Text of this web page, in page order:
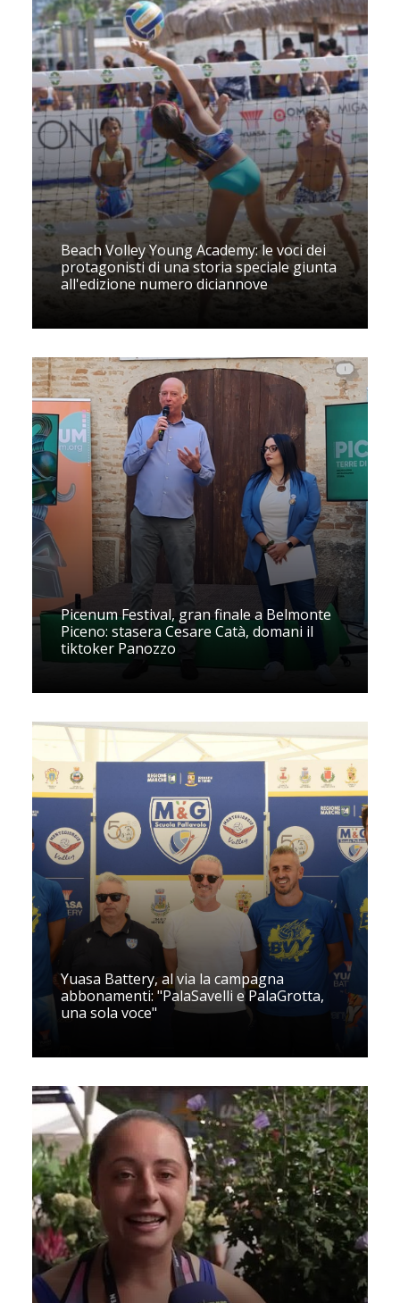
Beach Volley Young Academy: le voci dei
protagonisti di una storia speciale giunta
all'edizione numero diciannove
Picenum Festival, gran finale a Belmonte
Piceno: stasera Cesare Catà, domani il
tiktoker Panozzo
Yuasa Battery, al via la campagna
abbonamenti: "PalaSavelli e PalaGrotta,
una sola voce"